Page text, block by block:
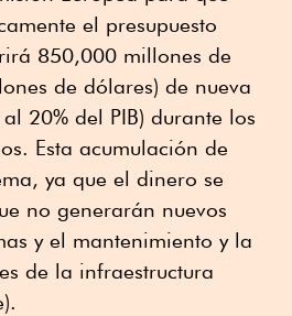
el presupuesto
850,000 millones de
de dólares) de nueva
20% del PIB) durante los
Esta acumulación de
ya que el dinero se
no generarán nuevos
y el mantenimiento y la
de la infraestructura